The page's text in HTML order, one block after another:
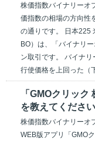
株価指数バイナリーオ
価指数の相場の方向性
の通りです。 日本225
BO）は、「バイナリ
ン取引です。 バイナ
行使価格を上回った（
「GMOクリッ
を教えてください
株価指数バイナリーオ
WEB版アプリ「GMO